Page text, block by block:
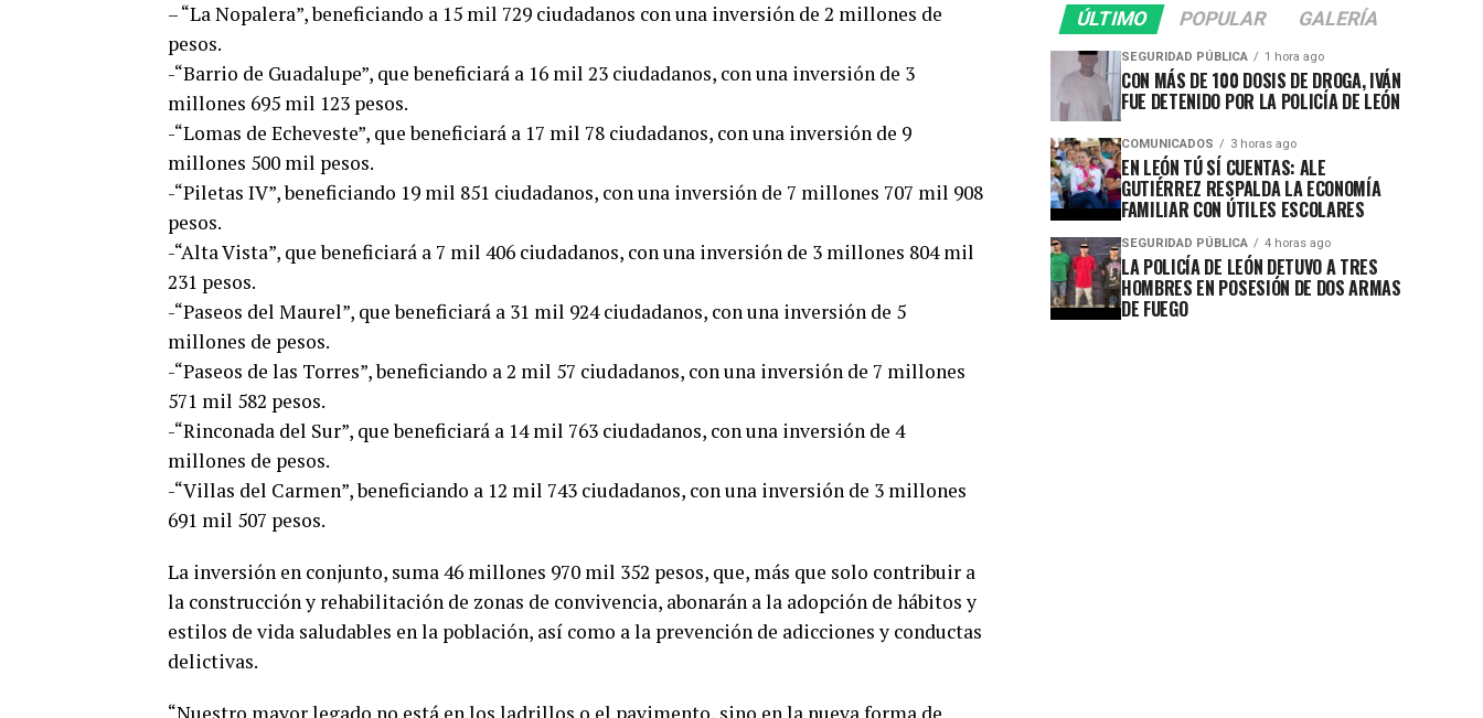
– “La Nopalera”, beneficiando a 15 mil 729 ciudadanos con una inversión de 2 millones de
pesos.
-“Barrio de Guadalupe”, que beneficiará a 16 mil 23 ciudadanos, con una inversión de 3
millones 695 mil 123 pesos.
-“Lomas de Echeveste”, que beneficiará a 17 mil 78 ciudadanos, con una inversión de 9
millones 500 mil pesos.
-“Piletas IV”, beneficiando 19 mil 851 ciudadanos, con una inversión de 7 millones 707 mil 908
pesos.
-“Alta Vista”, que beneficiará a 7 mil 406 ciudadanos, con una inversión de 3 millones 804 mil
231 pesos.
-“Paseos del Maurel”, que beneficiará a 31 mil 924 ciudadanos, con una inversión de 5
millones de pesos.
-“Paseos de las Torres”, beneficiando a 2 mil 57 ciudadanos, con una inversión de 7 millones
571 mil 582 pesos.
-“Rinconada del Sur”, que beneficiará a 14 mil 763 ciudadanos, con una inversión de 4
millones de pesos.
-“Villas del Carmen”, beneficiando a 12 mil 743 ciudadanos, con una inversión de 3 millones
691 mil 507 pesos.
La inversión en conjunto, suma 46 millones 970 mil 352 pesos, que, más que solo contribuir a
la construcción y rehabilitación de zonas de convivencia, abonarán a la adopción de hábitos y
estilos de vida saludables en la población, así como a la prevención de adicciones y conductas
delictivas.
ÚLTIMO POPULAR GALERÍA
SEGURIDAD PÚBLICA 1 hora ago
CON MÁS DE 100 DOSIS DE DROGA, IVÁN
FUE DETENIDO POR LA POLICÍA DE LEÓN
COMUNICADOS 3 horas ago
EN LEÓN TÚ SÍ CUENTAS: ALE
GUTIÉRREZ RESPALDA LA ECONOMÍA
FAMILIAR CON ÚTILES ESCOLARES
SEGURIDAD PÚBLICA 4 horas ago
LA POLICÍA DE LEÓN DETUVO A TRES
HOMBRES EN POSESIÓN DE DOS ARMAS
DE FUEGO